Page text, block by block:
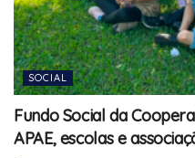
SOCIAL
Fundo Social da
APAE, escolas e